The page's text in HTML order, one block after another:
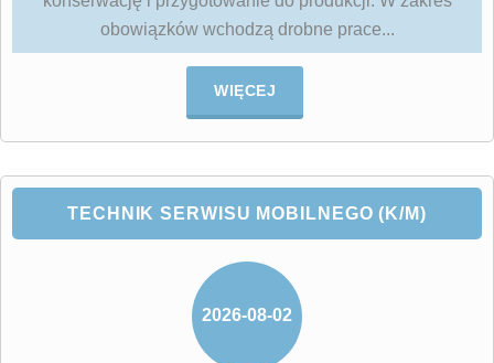
obowiązków wchodzą drobne prace...
WIĘCEJ
TECHNIK SERWISU MOBILNEGO (K/M)
2026-08-02